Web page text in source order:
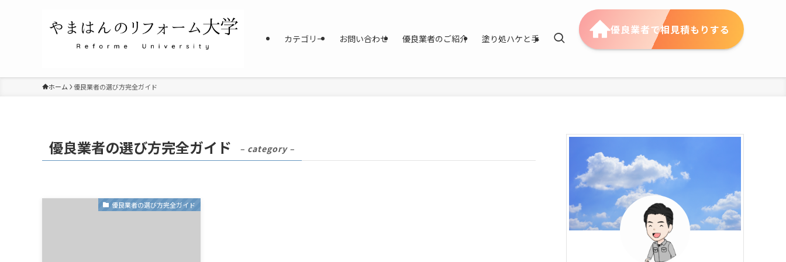
カテゴリー お問い合わせ 優良業者のご紹介 塗り処ハケと手
優良業者で相見積もりする
ホーム 優良業者の選び方完全ガイド
優良業者の選び方完全ガイド – category –
優良業者の選び方完全ガイド